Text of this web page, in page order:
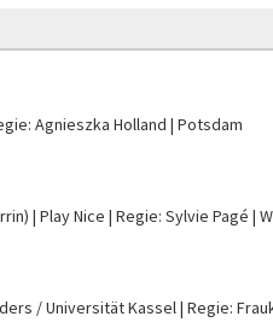
Agnieszka Holland Potsdam
Play Nice Regie: Sylvie Pagé
/ Universität Kassel Regie: